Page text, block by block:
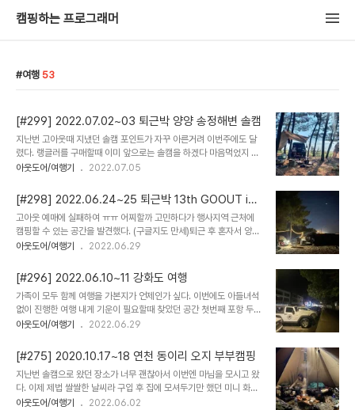
캠핑하는 프로그래머
여행 53
[#299] 2022.07.02~03 퇴근박 양양 송정해변 솔캠
지난번 고아웃때 지냈던 솔캠 포인트가 자꾸 아른거려 이번주에도 달
렸다. 랭글러를 구매할때 이미 앞으로는 솔캠을 하겠다 마음먹었지 솔
캠의 회차가 늘어날수록 솔캠의 매력에 점점 더 빠지는듯하다. 앞으로
아웃도어/여행기 2022.07.05
[#298] 2022.06.24~25 퇴근박 13th GOOUT in
양양
고아웃 예매에 실패하여 ㅠㅠ 어찌할까 고민하다가 행사지역 근처에
캠핑할 수 있는 공간을 발견했다. (구글지도 만세)퇴근 후 혼자서 양양
으로 고고 솔캠 포인트를 찾아 나홀로 감성 캠핑 멀리 떠있는 달도 해
폭풍 동해 일출을 보며 눈을 뜬 아침 어젯밤의 감성이 그대로 이어진
다. 늘 그렇듯 고아웃은 많은 볼거리 그리고 캠우들과의 만남의 광장
광수 맥스부탄 김팀장 카라비너스 음주가무 오클리썬 + 자연in 멤버
스 오클리썬의 랜드로바 고아웃을 즐기고 나는 다시 나의 솔캠포인트
로내 자리가 제일 좋네 이번 여행은 이렇게 짧게 정리하고 철수
아웃도어/여행기 2022.06.29
[#296] 2022.06.10~11 강화도 여행
가족이 모두 함께 여행을 가본지가 언제인가 싶다. 이번에도 아들녀석
없이 진행한 여행 내게 기운이 필요할때 찾았던 공간 첫번째 포항 두번
째 강화도
아웃도어/여행기 2022.06.29
[#275] 2020.10.17~18 연천 동이리 오지 부부캠핑
지난번 솔캠으로 왔던 장소가 너무 괜찮아서 이번엔 마님을 모시고 왔
다. 이제 제법 쌀쌀한 날씨라 구입 후 집에 모셔두기만 했던 미니 화목
난로도 챙겨왔다. 계속 장작을 넣어줘야 하는 다소 번거로움이 있었지
아웃도어/여행기 2022.06.02